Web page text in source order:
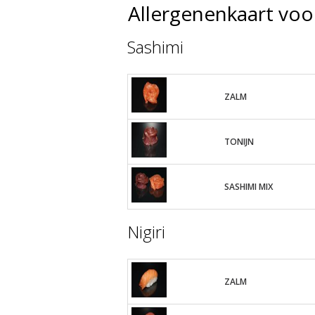
Allergenenkaart
Sashimi
ZALM
TONIJN
SASHIMI MIX
Nigiri
ZALM